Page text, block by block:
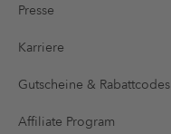
Presse
Karriere
Gutscheine & Rabattcodes
Affiliate Program